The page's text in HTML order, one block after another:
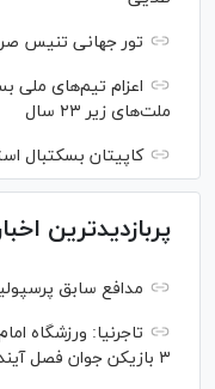
تور جهانی تنیس صربستان|
ملت‌های زیر ۲۳ سال
کاپیتان بسکتبال
پربازدیدترین
مدافع سابق
تاجرنیا: ورزشگاه
۳ بازیکن جوان فصل آینده فیکس ترکیب می‌شوند